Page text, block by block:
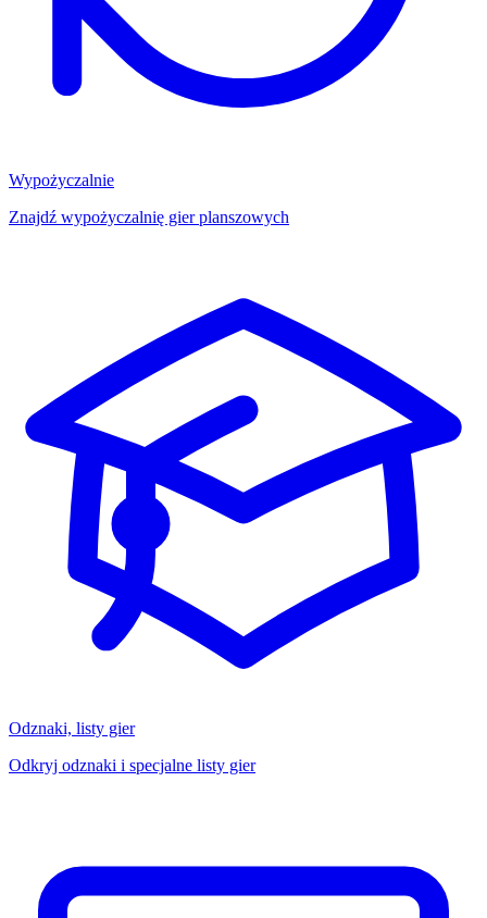
Wypożyczalnie
Znajdź wypożyczalnię gier planszowych
Odznaki, listy gier
Odkryj odznaki i specjalne listy gier